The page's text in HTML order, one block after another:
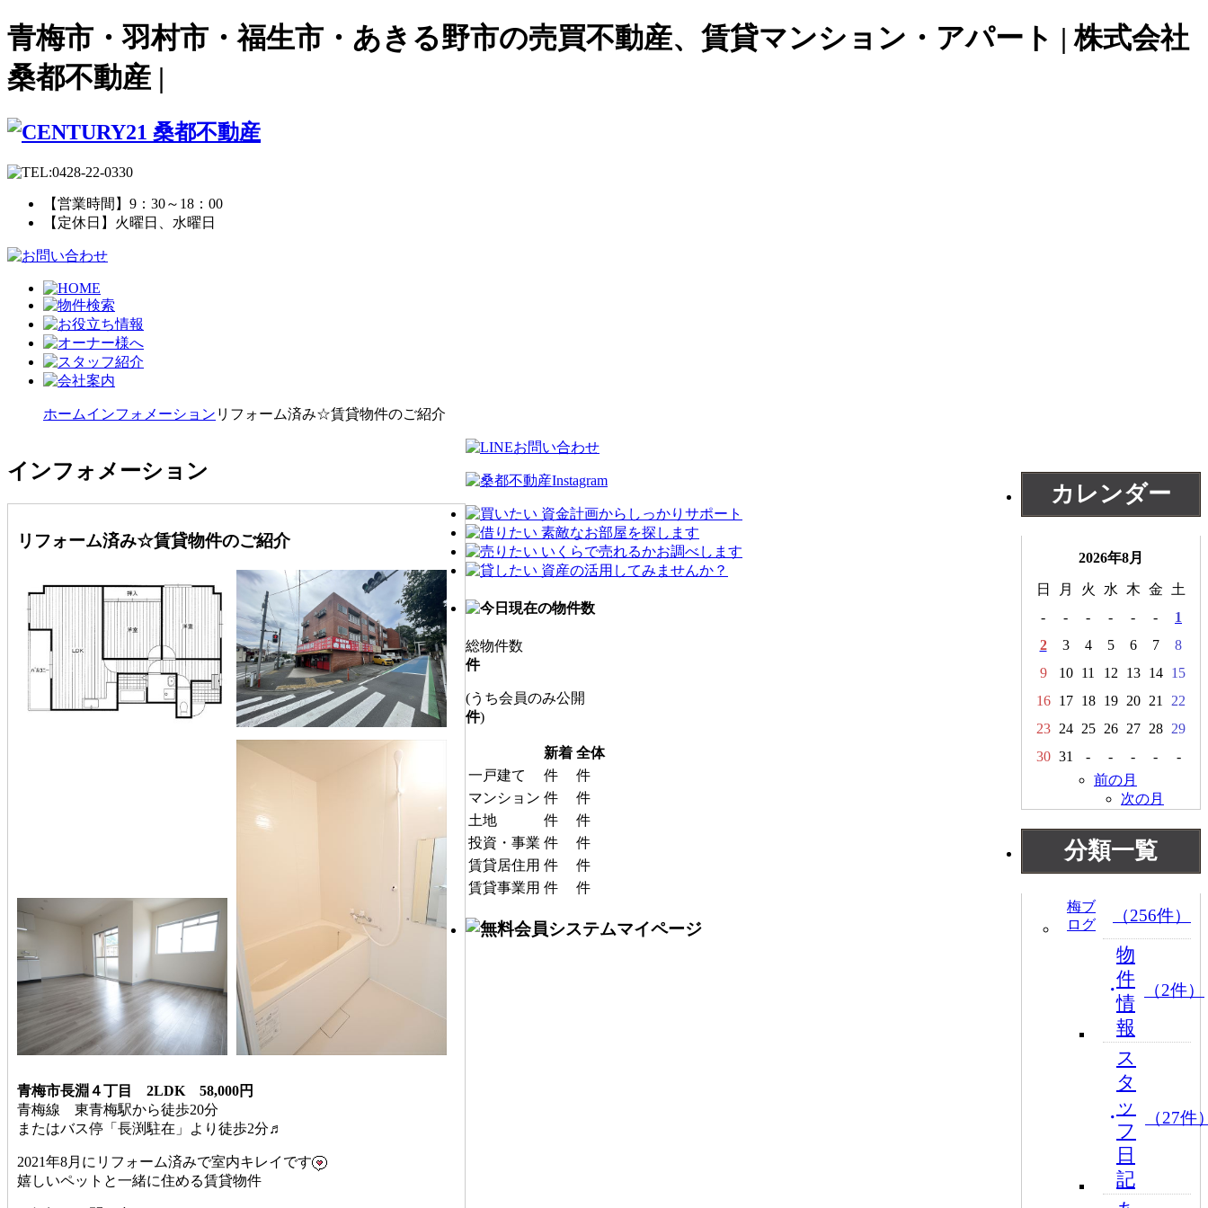
青梅市・羽村市・福生市・あきる野市の売買不動産、賃貸マンション・アパート | 株式会社
桑都不動産 |
【営業時間】9：30～18：00
【定休日】火曜日、水曜日
ホームインフォメーション リフォーム済み☆賃貸物件のご紹介
インフォメーション
リフォーム済み☆賃貸物件のご紹介
青梅市長淵４丁目 2LDK 58,000円
青梅線 東青梅駅から徒歩20分
またはバス停「長渕駐在」より徒歩2分♬
2021年8月にリフォーム済みで室内キレイです
嬉しいペットと一緒に住める賃貸物件
カレンダー
2026年8月
日 月 火 水 木 金
土
-
- - - - -
1
2
3 4 5 6 7
8
9
10 11 12 13 14
15
16
17 18 19 20 21
22
23
24 25 26 27 28
29
30 31 - - - -
-
前の月
次の月
分類一覧
梅ブ
ログ
（256件）
物
件
情
報
（2件）
ス
タ
ッ
フ
日
記
（27件
総物件数
件
(うち会員のみ公開
件)
新着 全体
一戸建て
件
件
マンション 件
件
土地
件
件
投資・事業 件
件
賃貸居住用 件
件
賃貸事業用 件 件